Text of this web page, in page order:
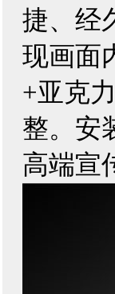
捷、经
现画面
+亚克
整。安
高端宣